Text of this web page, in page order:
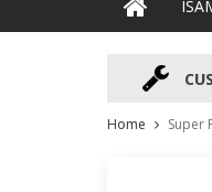
Home Super